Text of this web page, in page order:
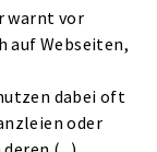
warnt vor
auf Webseiten,
dabei oft
oder